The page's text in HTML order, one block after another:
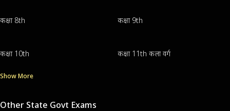
कक्षा 8th कक्षा 9th
कक्षा 10th कक्षा 11th कला वर्ग
Show More
Other State Govt Exams